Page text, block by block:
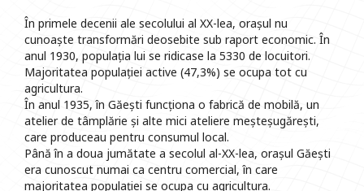
În primele decenii ale secolului al XX-lea, orașul nu
cunoaște transformări deosebite sub raport economic. În
anul 1930, populația lui se ridicase la 5330 de locuitori.
Majoritatea populației active (47,3%) se ocupa tot cu
agricultura.
În anul 1935, în Găești funcționa o fabrică de mobilă, un
atelier de tâmplărie și alte mici ateliere meșteșugărești,
care produceau pentru consumul local.
Până în a doua jumătate a secolul al-XX-lea, orașul Găești
era cunoscut numai ca centru comercial, în care
majoritatea populației se ocupa cu agricultura.